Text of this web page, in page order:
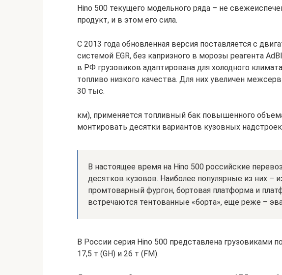
Hino 500 текущего модельного ряда – не
продукт, и в этом его сила.
С 2013 года обновленная версия поставляется с
системой EGR, без капризного в морозы реагента
в РФ грузовиков адаптирована для холодного
топливо низкого качества. Для них увеличен
30 тыс.
км), применяется топливный бак повышенного
монтировать десятки вариантов кузовных
В настоящее время на Hino 500 российские
десятков кузовов. Наиболее популярные из них –
промтоварный фургон, бортовая платформа и
встречаются тентованные «борта», еще реже –
В России серия Hino 500 представлена грузовиками
17,5 т (GH) и 26 т (FM).